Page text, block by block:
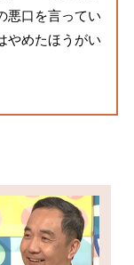
悪口を言ってい
やめたほうがい